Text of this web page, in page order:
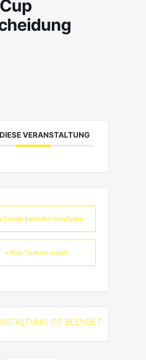
VERANSTALTUNG
Google Kalender hinzufügen
+ iCal / Outlook export
IST BEENDET.